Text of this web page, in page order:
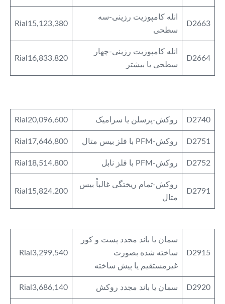
D2663
انله کامپوزیت رزینی-سه
سطحی
Rial15,123,380
D2664
انله کامپوزیت رزینی-چهار
سطحی یا بیشتر
Rial16,833,820
D2740 روکش-پرسلن یا سرامیک Rial20,096,600
D2751 روکش-PFM با فلز بیس متال Rial17,646,800
D2752 روکش-PFM با فلز نابل Rial18,514,800
D2791
روکش-تمام ریختگی غالباْ بیس
متال
Rial15,824,200
D2915
سمان یا باند مجدد پست و کور
ساخته شده بصورت
غیرمستقیم یا پیش ساخته
Rial3,299,540
D2920 سمان یا باند مجدد روکش Rial3,686,140